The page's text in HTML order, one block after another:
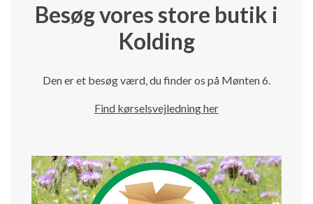
Besøg vores store butik i
Kolding
Den er et besøg værd, du finder os på Mønten 6.
Find kørselsvejledning her